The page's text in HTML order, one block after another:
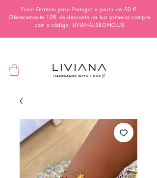
Envio Gratuito para Portugal a partir de 50 €
Oferecemos-te 10% de desconto na tua primeira compra
com o código
LIVIANALISBONCLUB